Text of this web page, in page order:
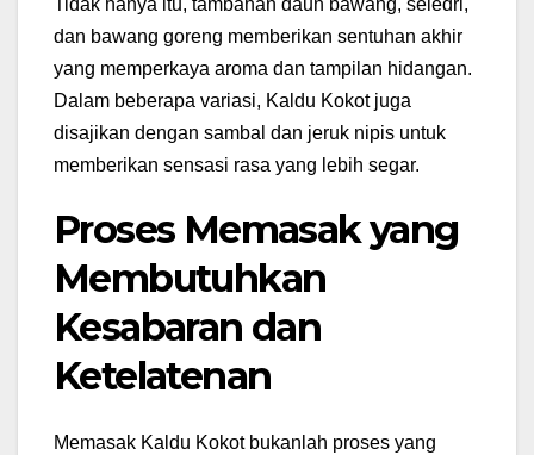
Tidak hanya itu, tambahan daun bawang, seledri,
dan bawang goreng memberikan sentuhan akhir
yang memperkaya aroma dan tampilan hidangan.
Dalam beberapa variasi, Kaldu Kokot juga
disajikan dengan sambal dan jeruk nipis untuk
memberikan sensasi rasa yang lebih segar.
Proses Memasak yang
Membutuhkan
Kesabaran dan
Ketelatenan
Memasak Kaldu Kokot bukanlah proses yang